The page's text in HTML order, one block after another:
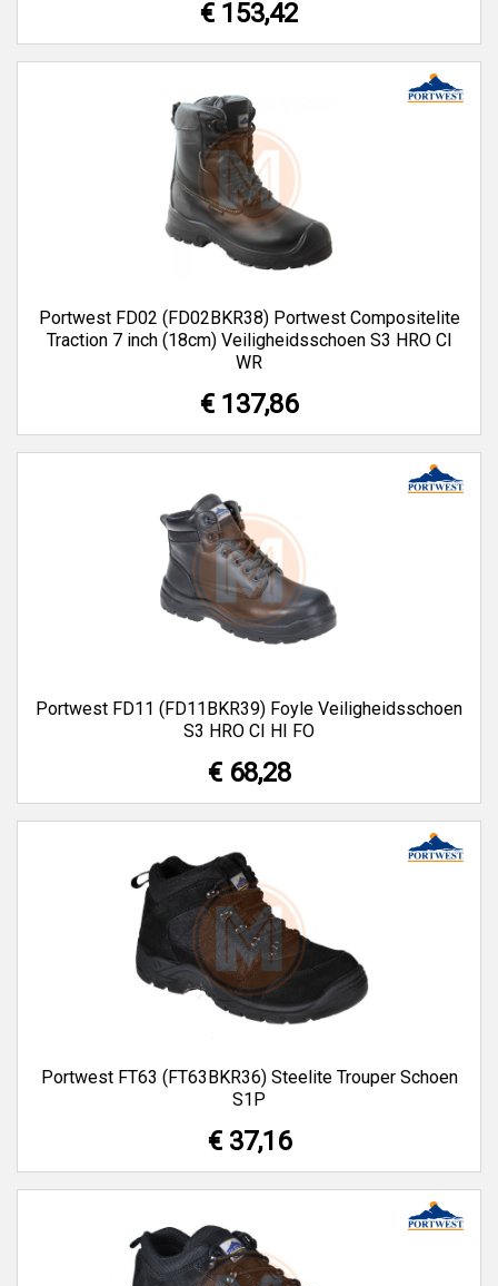
€ 153,42
Portwest FD02 (FD02BKR38) Portwest Compositelite
Traction 7 inch (18cm) Veiligheidsschoen S3 HRO CI
WR
€ 137,86
Portwest FD11 (FD11BKR39) Foyle Veiligheidsschoen
S3 HRO CI HI FO
€ 68,28
Portwest FT63 (FT63BKR36) Steelite Trouper Schoen
S1P
€ 37,16